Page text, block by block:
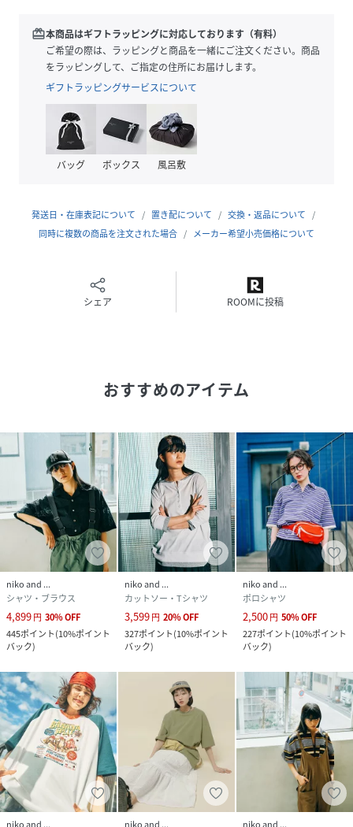
深いジップが抜け感とモード感を引き立てます。
ドロップショルダーと、ワイドな身幅がリラックスした雰囲
気を演出◎
スタイリングによってサイズが選べるのも嬉しいポイントで
■おすすめスタイリング
ジップを深く開けたインナーを見せるレイヤードスタイルが
ーーー
MODENORMCORE モードノーム トップス ハーフジッ
クリーニング 洗濯機洗い可（ネット使用）
RS2622_657025
(657025-88-03 RS2622)
redeem本商品はギフトラッピングに対応しております（有料）
ご希望の際は、ラッピングと商品を一緒にご注文ください。商品
をラッピングして、ご指定の住所にお届けします。
ギフトラッピングサービスについて
バッグ ボックス 風呂敷
発送日・在庫表記について 置き配について
交換・返品について
同時に複数の商品を注文された場合
メーカー希望小売価格について
シェア ROOMに投稿
おすすめのアイテム
niko and ...
シャツ・ブラウス
4,899円 30%OFF
445ポイント(10%ポイント
バック)
niko and ...
カットソー・Tシャツ
3,599円 20%OFF
327ポイント(10%ポイント
バック)
niko and ...
ポロシャツ
2,500円 50%OFF
227ポイント(10%ポイント
バック)
niko and ... niko and ... niko and ...